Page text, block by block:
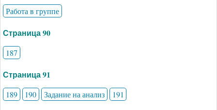
Работа в группе
Страница 90
187
Страница 91
189 190 Задание на анализ 191